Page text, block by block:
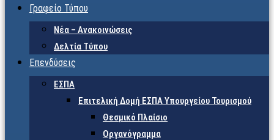
Γραφείο Τύπου
Νέα – Ανακοινώσεις
Δελτία Τύπου
Επενδύσεις
ΕΣΠΑ
Επιτελική Δομή ΕΣΠΑ Υπουργείου Τουρισμού
Θεσμικό Πλαίσιο
Οργανόγραμμα